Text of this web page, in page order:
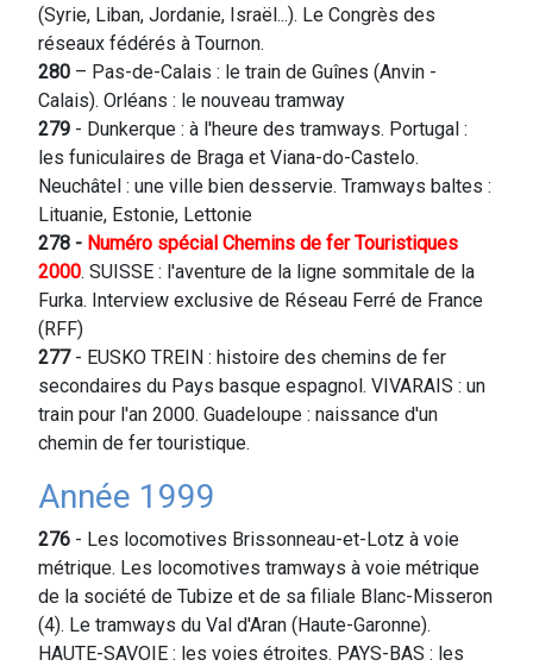
(Syrie, Liban, Jordanie, Israël...). Le Congrès des
réseaux fédérés à Tournon.
280 – Pas-de-Calais : le train de Guînes (Anvin -
Calais). Orléans : le nouveau tramway
279 - Dunkerque : à l'heure des tramways. Portugal :
les funiculaires de Braga et Viana-do-Castelo.
Neuchâtel : une ville bien desservie. Tramways baltes :
Lituanie, Estonie, Lettonie
278 - Numéro spécial Chemins de fer Touristiques
2000. SUISSE : l'aventure de la ligne sommitale de la
Furka. Interview exclusive de Réseau Ferré de France
(RFF)
277- EUSKO TREIN : histoire des chemins de fer
secondaires du Pays basque espagnol. VIVARAIS : un
train pour l'an 2000. Guadeloupe : naissance d'un
chemin de fer touristique.
Année 1999
276 - Les locomotives Brissonneau-et-Lotz à voie
métrique. Les locomotives tramways à voie métrique
de la société de Tubize et de sa filiale Blanc-Misseron
(4). Le tramways du Val d'Aran (Haute-Garonne).
HAUTE-SAVOIE : les voies étroites. PAYS-BAS : les